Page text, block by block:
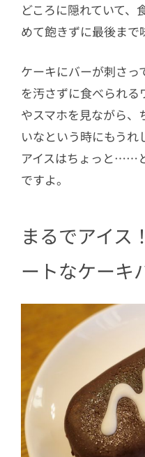
どころに隠れていて、
めて飽きずに最後まで
ケーキにバーが刺さ
を汚さずに食べられ
やスマホを見ながら、
いなという時にもうれ
アイスはちょっと……
ですよ。
まるでアイス
ートなケーキ